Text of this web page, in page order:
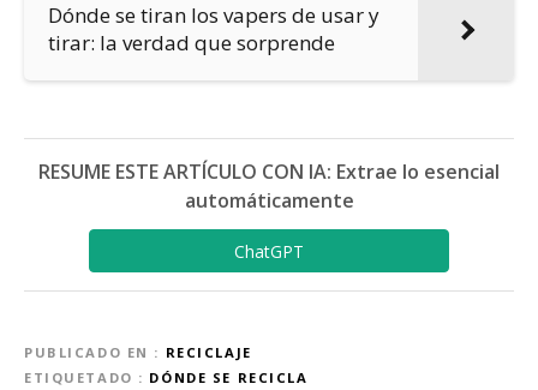
Dónde se tiran los vapers de usar y
tirar: la verdad que sorprende
RESUME ESTE ARTÍCULO CON IA: Extrae lo esencial
automáticamente
ChatGPT
PUBLICADO EN
RECICLAJE
ETIQUETADO
DÓNDE SE RECICLA